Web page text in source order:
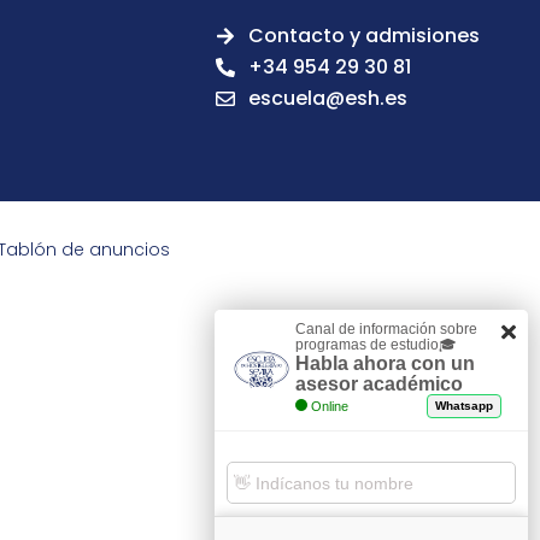
Contacto y admisiones
+34 954 29 30 81
escuela@esh.es
de anuncios
Canal de información sobre
programas de estudio🎓
Habla ahora con un
asesor académico
Online Whatsapp